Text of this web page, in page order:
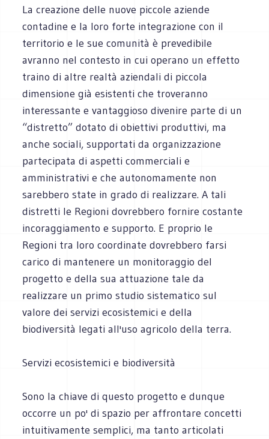
La creazione delle nuove piccole aziende
contadine e la loro forte integrazione con il
territorio e le sue comunità è prevedibile
avranno nel contesto in cui operano un effetto
traino di altre realtà aziendali di piccola
dimensione già esistenti che troveranno
interessante e vantaggioso divenire parte di un
“distretto” dotato di obiettivi produttivi, ma
anche sociali, supportati da organizzazione
partecipata di aspetti commerciali e
amministrativi e che autonomamente non
sarebbero state in grado di realizzare. A tali
distretti le Regioni dovrebbero fornire costante
incoraggiamento e supporto. E proprio le
Regioni tra loro coordinate dovrebbero farsi
carico di mantenere un monitoraggio del
progetto e della sua attuazione tale da
realizzare un primo studio sistematico sul
valore dei servizi ecosistemici e della
biodiversità legati all'uso agricolo della terra.
Servizi ecosistemici e biodiversità
Sono la chiave di questo progetto e dunque
occorre un po' di spazio per affrontare concetti
intuitivamente semplici, ma tanto articolati